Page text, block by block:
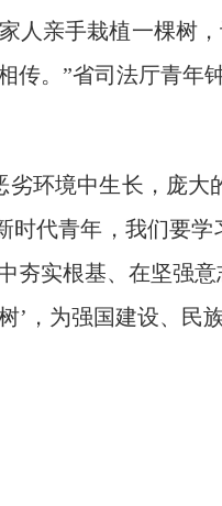
人亲手栽植一棵树
。”省司法厅青年
境中生长，庞大
时代青年，我们要
夯实根基、在坚强
’，为强国建设、